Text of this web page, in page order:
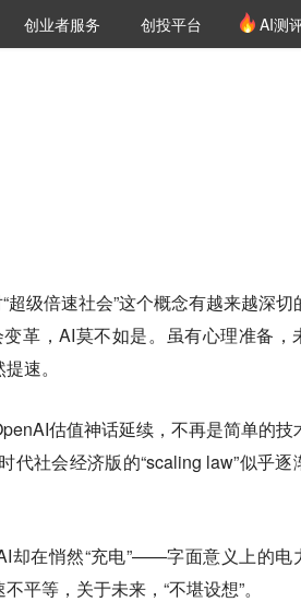
创投氪堂
创业者服务 创投平台 AI测
超级倍速社会”这个概念有越来越深切
革，AI莫不如是。虽有心理准备，
速。
估值神话延续，不再是简单的技
社会经济版的“scaling law”似乎逐
却在悄然“充电”——字面意义上的电
平等，关于未来，“不堪设想”。